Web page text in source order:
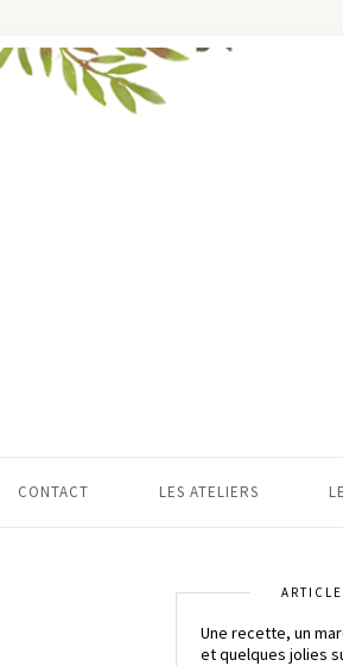
CONTACT LES ATELIERS
Une recette, un
et quelques jolies